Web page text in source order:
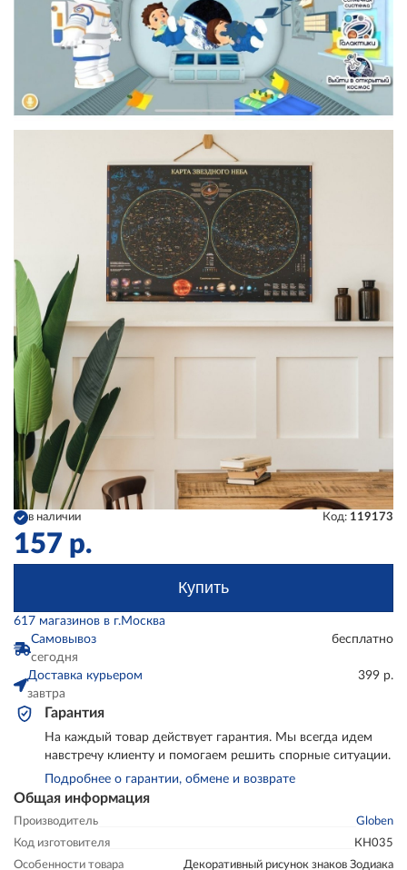
Общая информация
Производитель
Globen
Код изготовителя
КН035
Особенности товара
Декоративный рисунок знаков Зодиака
в наличии Код: 119173
157 р.
Купить
617 магазинов в г.Москва
Самовывоз
сегодня
бесплатно
Доставка курьером
завтра
399 р.
Гарантия
На каждый товар действует гарантия. Мы всегда идем
навстречу клиенту и помогаем решить спорные ситуации.
Подробнее о гарантии, обмене и возврате